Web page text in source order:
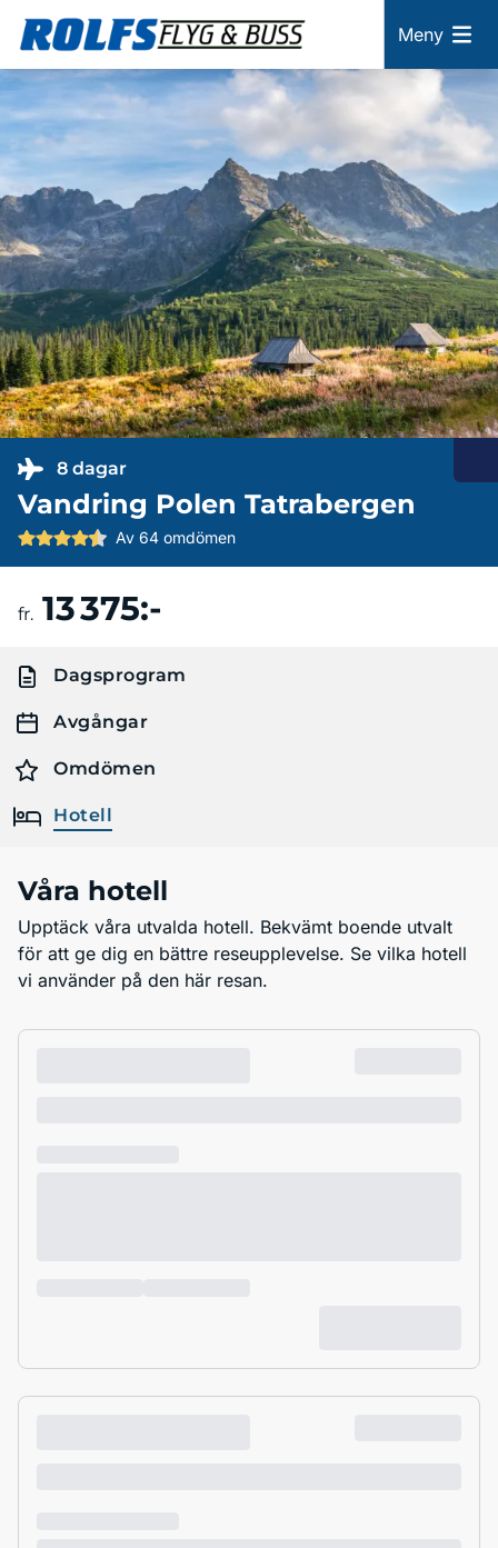
Meny
8 dagar
Vandring Polen Tatrabergen
Av 64 omdömen
fr. 13 375:-
Dagsprogram
Avgångar
Omdömen
Hotell
Våra hotell
Upptäck våra utvalda hotell. Bekvämt boende utvalt
för att ge dig en bättre reseupplevelse. Se vilka hotell
vi använder på den här resan.